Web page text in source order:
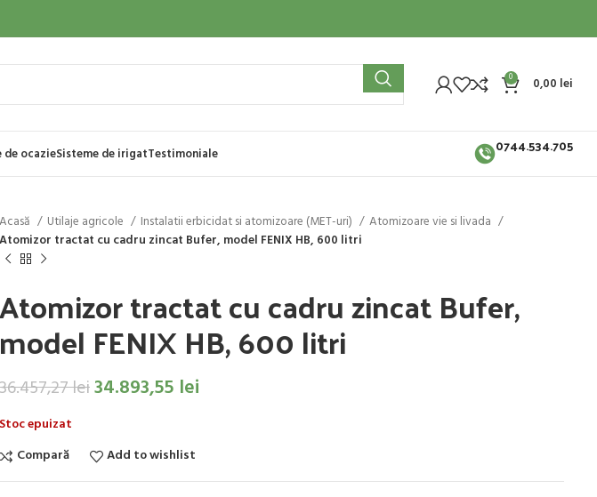
0 0,00 lei
de ocazieSisteme de irigatTestimoniale 0744.534.705
Acasă Utilaje agricole Instalatii erbicidat si atomizoare (MET-uri)
Atomizoare vie si livada
Atomizor tractat cu cadru zincat Bufer, model FENIX HB, 600 litri
Atomizor tractat cu cadru zincat Bufer,
model FENIX HB, 600 litri
36.457,27lei34.893,55 lei
Stoc epuizat
Compară
Add to wishlist